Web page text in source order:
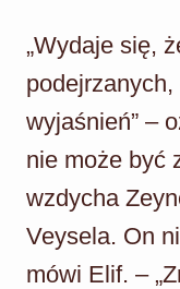
„Wydaje się,
podejrzanych,
wyjaśnień” –
nie może być
wzdycha
Veysela. On
mówi Elif. –